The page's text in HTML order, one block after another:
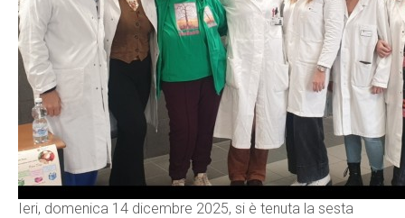
Ieri, domenica 14 dicembre 2025, si è tenuta la sesta